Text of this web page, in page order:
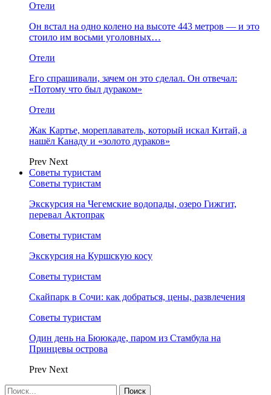
Отели
Он встал на одно колено на высоте 443 метров — и это
стоило им восьми уголовных…
Отели
Его спрашивали, зачем он это сделал. Он отвечал:
«Потому что был дураком»
Отели
Жак Картье, мореплаватель, который искал Китай, а
нашёл Канаду и «золото дураков»
Prev Next
Советы туристам
Советы туристам
Экскурсия на Чегемские водопады, озеро Гижгит,
перевал Актопрак
Советы туристам
Экскурсия на Куршскую косу
Советы туристам
Скайпарк в Сочи: как добраться, цены, развлечения
Советы туристам
Один день на Бююкаде, паром из Стамбула на
Принцевы острова
Prev Next